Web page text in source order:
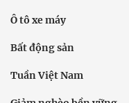
Ô tô xe máy
Bất động sản
Tuần Việt Nam